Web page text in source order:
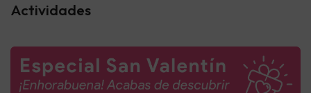
Actividades